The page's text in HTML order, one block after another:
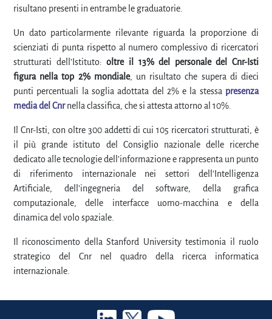
risultano presenti in entrambe le graduatorie.
Un dato particolarmente rilevante riguarda la proporzione di
scienziati di punta rispetto al numero complessivo di ricercatori
strutturati dell’Istituto:oltre il 13% del personale del Cnr-Isti
figura nella top 2% mondiale, un risultato che supera di dieci
punti percentuali la soglia adottata del 2% e la stessa presenza
media del Cnrnella classifica, che si attesta attorno al 10%.
Il Cnr-Isti, con oltre 300 addetti di cui 105 ricercatori strutturati, è
il più grande istituto del Consiglio nazionale delle ricerche
dedicato alle tecnologie dell’informazione e rappresenta un punto
di riferimento internazionale nei settori dell’Intelligenza
Artificiale, dell’ingegneria del software, della grafica
computazionale, delle interfacce uomo-macchina e della
dinamica del volo spaziale.
Il riconoscimento della Stanford University testimonia il ruolo
strategico del Cnr nel quadro della ricerca informatica
internazionale.